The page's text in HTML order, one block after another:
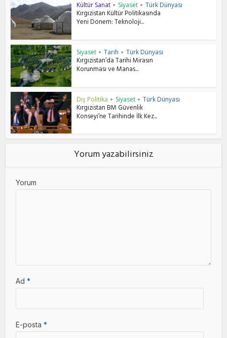
Kültür Sanat • Siyaset • Türk Dünyası
Kırgızistan Kültür Politikasında
Yeni Dönem: Teknoloji...
Siyaset • Tarih • Türk Dünyası
Kırgızistan’da Tarihi Mirasın
Korunması ve Manas...
Dış Politika • Siyaset • Türk Dünyası
Kırgızistan BM Güvenlik
Konseyi’ne Tarihinde İlk Kez...
Yorum yazabilirsiniz
Yorum
Ad*
E-posta*